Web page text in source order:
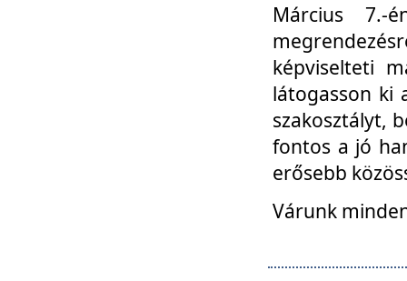
Március 7.-
képviselteti
látogasson ki
szakosztályt,
fontos a jó
erősebb
Várunk